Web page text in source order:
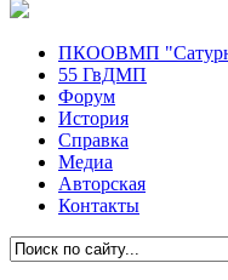
ПКООВМП
55 ГвДМП
Форум
История
Справка
Медиа
Авторская
Контакты